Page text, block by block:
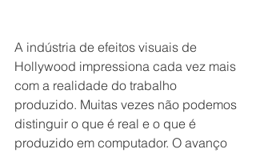
A indústria de efeitos visuais de
Hollywood impressiona cada vez mais
com a realidade do trabalho
produzido. Muitas vezes não podemos
distinguir o que é real e o que é
produzido em computador. O avanço